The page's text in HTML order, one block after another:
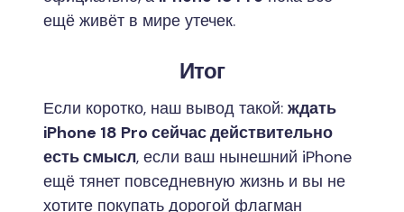
ещё живёт в мире утечек.
Итог
Если коротко, наш вывод такой: ждать
iPhone 18 Pro сейчас действительно
есть смысл, если ваш нынешний iPhone
ещё тянет повседневную жизнь и вы не
хотите покупать дорогой флагман